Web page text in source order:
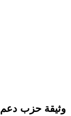
وثيقة حزب دعم